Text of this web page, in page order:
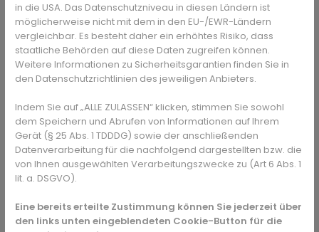
Immunsystem
Neben den klassischen Vitaminen gibt es weitere wichtige
Bausteine:
Omega-3-Fettsäuren: Unterstützen
fettem Fisch, Leinsamen oder Walnüssen.
B-Vitamine: Beteiligt an der Zellteilung und
Energieproduktion, z. B. in Vollkornprodukten und
Milchprodukten.
Flüssigkeit: Ausreichend trinken fördert die Funktion
von Schleimhäuten und unterstützt die Entgiftung.
Praxis-Tipp: Abwechslung statt
Superfoods
in die USA. Das Datenschutzniveau in diesen Ländern ist
möglicherweise nicht mit dem in den EU-/EWR-Ländern
vergleichbar. Es besteht daher ein erhöhtes Risiko, dass
staatliche Behörden auf diese Daten zugreifen können.
Weitere Informationen zu Sicherheitsgarantien finden Sie in
den Datenschutzrichtlinien des jeweiligen Anbieters.
Indem Sie auf „ALLE ZULASSEN“ klicken, stimmen Sie sowohl
dem Speichern und Abrufen von Informationen auf Ihrem
Gerät (§ 25 Abs. 1 TDDDG) sowie der anschließenden
Datenverarbeitung für die nachfolgend dargestellten bzw. die
von Ihnen ausgewählten Verarbeitungszwecke zu (Art 6 Abs. 1
lit. a. DSGVO).
Eine bereits erteilte Zustimmung können Sie jederzeit über
den links unten eingeblendeten Cookie-Button für die